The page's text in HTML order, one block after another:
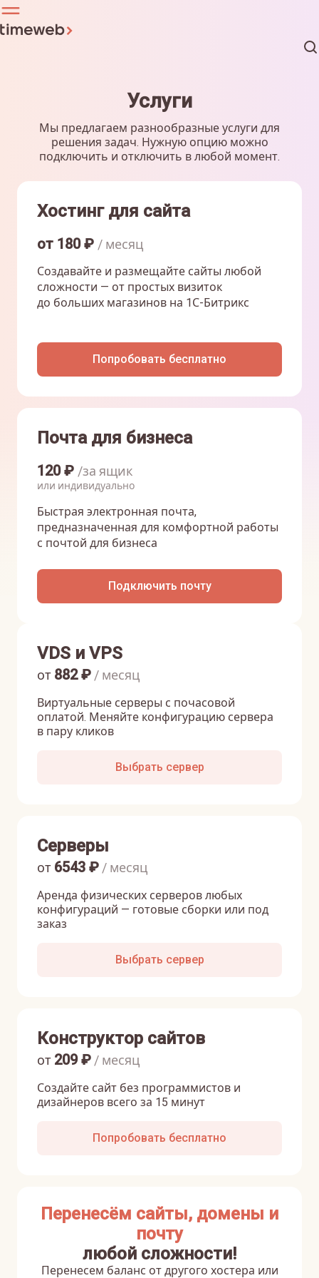
Услуги
Мы предлагаем разнообразные услуги для
решения задач. Нужную опцию можно
подключить и отключить в любой момент.
Хостинг для сайта
от 180₽ / месяц
Создавайте и размещайте сайты любой
сложности — от простых визиток
до больших магазинов на 1С-Битрикс
Попробовать бесплатно
Почта для бизнеса
120₽ /за ящик
или индивидуально
Быстрая электронная почта,
предназначенная для комфортной работы
с почтой для бизнеса
Подключить почту
VDS и VPS
Виртуальные серверы с почасовой
оплатой. Меняйте конфигурацию сервера
в пару кликов
от 882₽ / месяц
Выбрать сервер
Серверы
Аренда физических серверов любых
конфигураций — готовые сборки или под
заказ
от 6543 ₽ / месяц
Выбрать сервер
Конструктор сайтов
Создайте сайт без программистов и
дизайнеров всего за 15 минут
от 209₽ / месяц
Попробовать бесплатно
Перенесём сайты, домены и
почту
любой сложности!
Перенесем баланс от другого хостера или